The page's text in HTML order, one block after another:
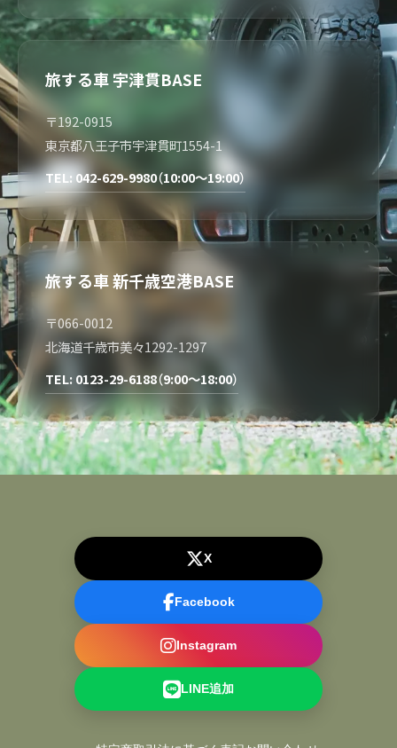
旅する車 宇津貫BASE
〒192-0915
東京都八王子市宇津貫町1554-1
TEL: 042-629-9980（10:00～19:00）
旅する車 新千歳空港BASE
〒066-0012
北海道千歳市美々1292-1297
TEL: 0123-29-6188（9:00～18:00）
X
Facebook
Instagram
LINE追加